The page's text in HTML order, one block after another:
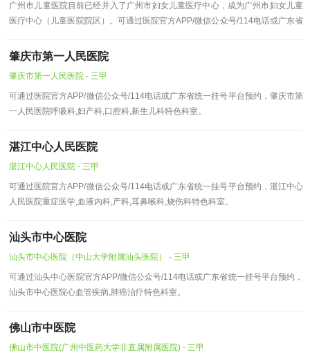
广州市儿童医院目前已经并入了广州市妇女儿童医疗中心，成为广州市妇女儿童
医疗中心（儿童医院院区）。可通过医院官方APP/微信公众号/114电话或广东省
肇庆市第一人民医院
肇庆市第一人民医院 - 三甲
可通过医院官方APP/微信公众号/114电话或广东省统一挂号平台预约，肇庆市第
一人民医院呼吸科,妇产科,口腔科,新生儿科特色科室。
湛江中心人民医院
湛江中心人民医院 - 三甲
可通过医院官方APP/微信公众号/114电话或广东省统一挂号平台预约，湛江中心
人民医院重症医学,血液内科,产科,耳鼻喉科,烧伤科特色科室。
汕头市中心医院
汕头市中心医院（中山大学附属汕头医院） - 三甲
可通过汕头中心医院官方APP/微信公众号/114电话或广东省统一挂号平台预约，
汕头市中心医院心血管疾病,肺癌治疗特色科室。
佛山市中医院
佛山市中医院(广州中医药大学非直属附属医院) - 三甲